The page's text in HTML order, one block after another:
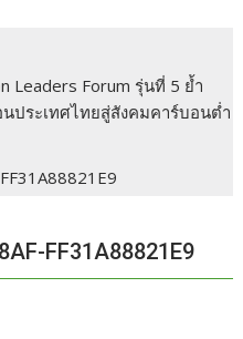
Leaders Forum รุ่นที่ 5 ย้ำ
ประเทศไทยสู่สังคมคาร์บอนต่ำ
FF31A88821E9